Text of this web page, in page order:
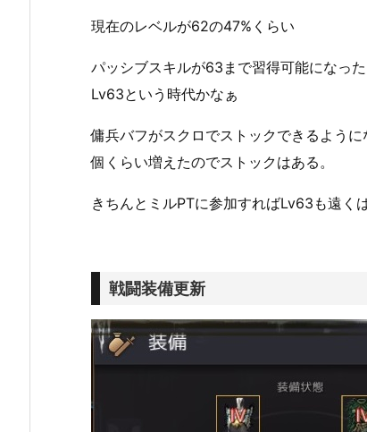
現在のレベルが62の47%くらい
パッシブスキルが63まで習得可能になっ
Lv63という時代かなぁ
傭兵バフがスクロでストックできるよう
個くらい増えたのでストックはある。
きちんとミルPTに参加すればLv63も遠く
戦闘装備更新